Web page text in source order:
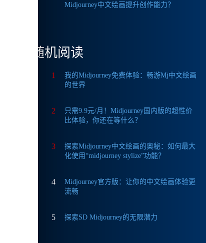
Midjourney中文绘画提升创作能力？
随机阅读
1
我的Midjourney免费体验：畅游Mj中文绘画
的世界
2
只需9.9元/月！Midjourney国内版的超性价
比体验，你还在等什么？
3
探索Midjourney中文绘画的奥秘：如何最大
化使用“midjourney stylize”功能？
4
Midjourney官方版：让你的中文绘画体验更
流畅
5 探索SD Midjourney的无限潜力